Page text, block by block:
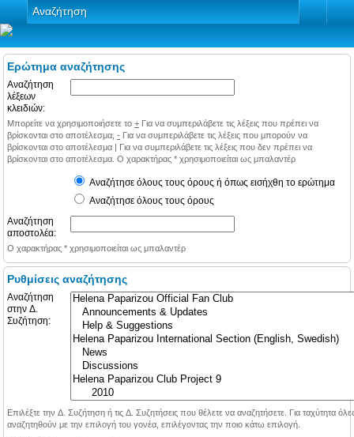
Αναζήτηση
Ερώτημα αναζήτησης
Αναζήτηση
λέξεων
κλειδιών:
Μπορείτε να χρησιμοποιήσετε το + Για να συμπεριλάβετε τις λέξεις που πρέπει να
βρίσκονται στο αποτέλεσμα, - Για να συμπεριλάβετε τις λέξεις που μπορούν να
βρίσκονται στο αποτέλεσμα | Για να συμπεριλάβετε τις λέξεις που δεν πρέπει να
βρίσκονται στο αποτέλεσμα. Ο χαρακτήρας * χρησιμοποιείται ως μπαλαντέρ
Αναζήτησε όλους τους όρους ή όπως εισήχθη το ερώτημα
Αναζήτησε όλους τους όρους
Αναζήτηση
αποστολέα:
Ο χαρακτήρας * χρησιμοποιείται ως μπαλαντέρ
Ρυθμίσεις αναζήτησης
Αναζήτηση
στην Δ.
Συζήτηση:
Επιλέξτε την Δ. Συζήτηση ή τις Δ. Συζητήσεις που θέλετε να αναζητήσετε. Για ταχύτητα
αναζητηθούν με την επιλογή του γονέα, επιλέγοντας την ποιο κάτω επιλογή.